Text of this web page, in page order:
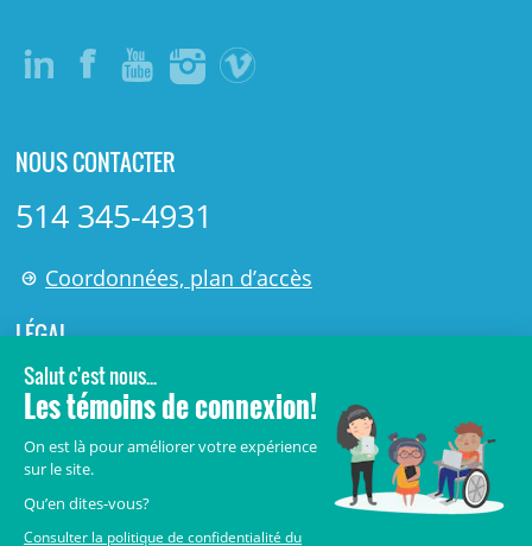
NOUS CONTACTER
514 345-4931
Coordonnées, plan d’accès
LÉGAL
© 2006-2026Centre de recherche Azrieli du CHU Sainte-
Justine.
Avis légaux